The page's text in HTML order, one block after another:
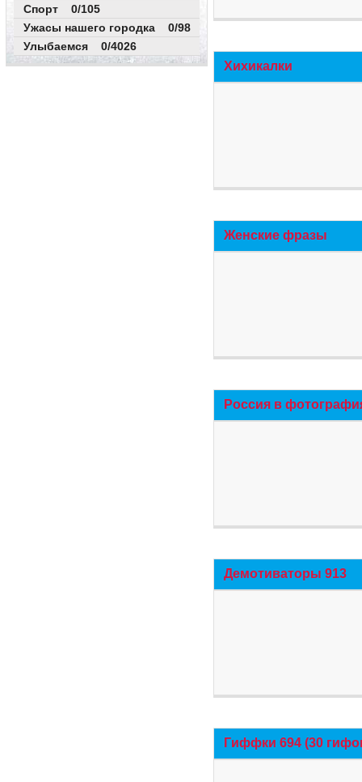
Спорт 0/105
Ужасы нашего городка 0/98
Улыбаемся 0/4026
Хихикалки
Женские фразы
Россия в
Демотиваторы 913
Гиффки 694 (30